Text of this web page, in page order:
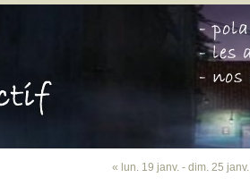
« lun. 19 janv. - dim. 25 janv.